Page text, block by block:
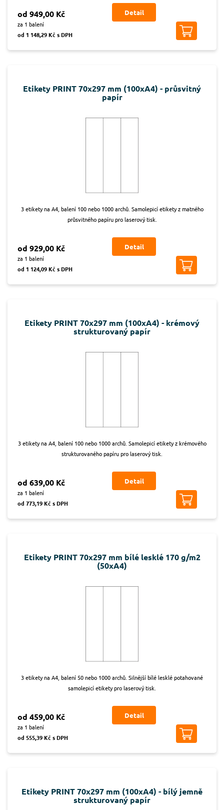
od 949,00 Kč
za 1 balení
od 1 148,29 Kč s DPH
Detail
Etikety PRINT 70x297 mm (100xA4) - průsvitný
papír
3 etikety na A4, balení 100 nebo 1000 archů. Samolepicí etikety z matného
průsvitného papíru pro laserový tisk.
od 929,00 Kč
za 1 balení
od 1 124,09 Kč s DPH
Detail
Etikety PRINT 70x297 mm (100xA4) - krémový
strukturovaný papír
3 etikety na A4, balení 100 nebo 1000 archů. Samolepicí etikety z krémového
strukturovaného papíru pro laserový tisk.
od 639,00 Kč
za 1 balení
od 773,19 Kč s DPH
Detail
Etikety PRINT 70x297 mm bílé lesklé 170 g/m2
(50xA4)
3 etikety na A4, balení 50 nebo 1000 archů. Silnější bílé lesklé potahované
samolepicí etikety pro laserový tisk.
od 459,00 Kč
za 1 balení
od 555,39 Kč s DPH
Detail
Etikety PRINT 70x297 mm (100xA4) - bílý jemně
strukturovaný papír